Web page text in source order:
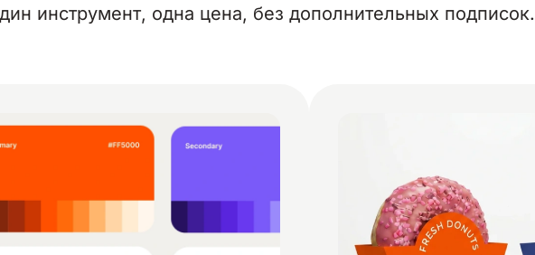
инструмент, одна цена, без дополнительных подписок.